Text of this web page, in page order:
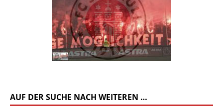
AUF DER SUCHE NACH WEITEREN …